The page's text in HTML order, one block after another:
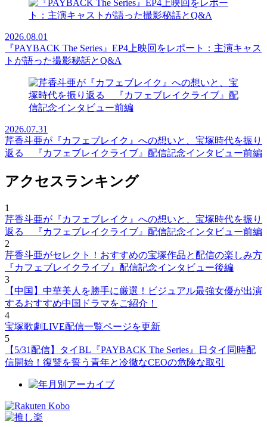
2026.08.01
『PAYBACK The Series』EP4上映回をレポート：主演キャス
トが語った撮影秘話とQ&A
2026.07.31
芹香斗亜が『カフェブレイク』への想いと、宝塚時代を振り
返る 『カフェブレイクライブ』配信記念インタビュー前編
アクセスランキング
1
芹香斗亜が『カフェブレイク』への想いと、宝塚時代を振り
返る 『カフェブレイクライブ』配信記念インタビュー前編
2
芹香斗亜がセレクト！おすすめの宝塚作品と配信の楽しみ方
『カフェブレイクライブ』配信記念インタビュー後編
3
【中国】中華美人を勝手に厳選！ビジュアル最強女優が出演
するおすすめ中国ドラマをご紹介！
4
宝塚歌劇LIVE配信一覧ページを更新
5
【5/31配信】タイBL『PAYBACK The Series』日タイ同時配
信開始！復讐を誓う青年と冷徹なCEOの危険な取引